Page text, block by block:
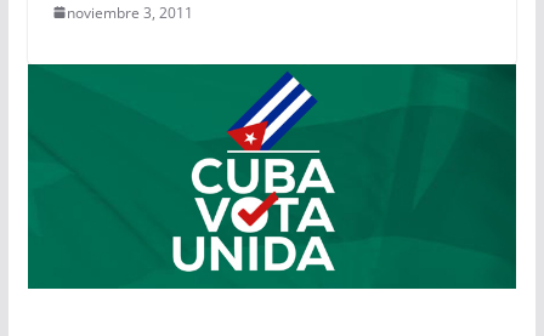
noviembre 3, 2011